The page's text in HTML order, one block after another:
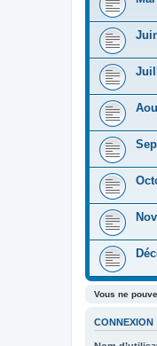
Vous ne
CONNEXION